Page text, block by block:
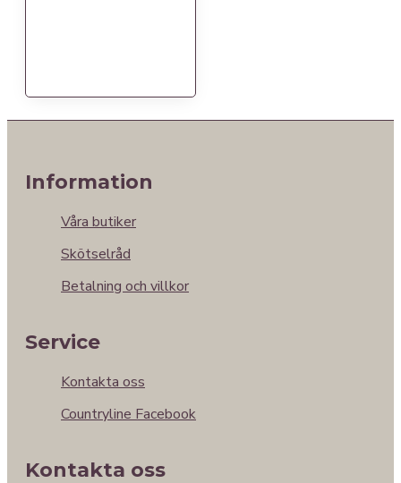
Information
Våra butiker
Skötselråd
Betalning och villkor
Service
Kontakta oss
Countryline Facebook
Kontakta oss